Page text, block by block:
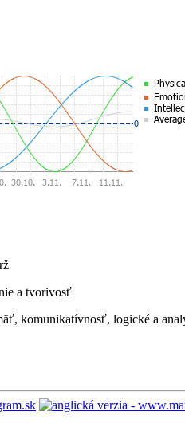
a tvorivosť
komunikatívnosť, logické a